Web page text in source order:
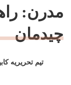
مدرن:
چیدمان
تیم تحریریه